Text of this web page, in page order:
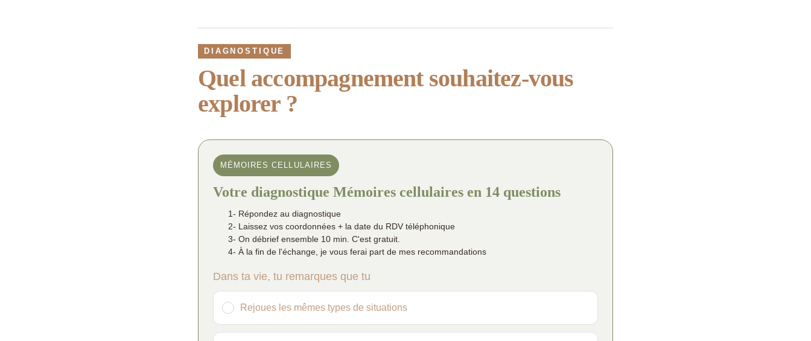
DIAGNOSTIQUE
Quel accompagnement souhaitez-vous
explorer ?
MÉMOIRES CELLULAIRES
Votre diagnostique Mémoires cellulaires en 14 questions
1- Répondez au diagnostique
2- Laissez vos coordonnées + la date du RDV téléphonique
3- On débrief ensemble 10 min. C'est gratuit.
4- À la fin de l'échange, je vous ferai part de mes recommandations
Dans ta vie, tu remarques que tu
Rejoues les mêmes types de situations